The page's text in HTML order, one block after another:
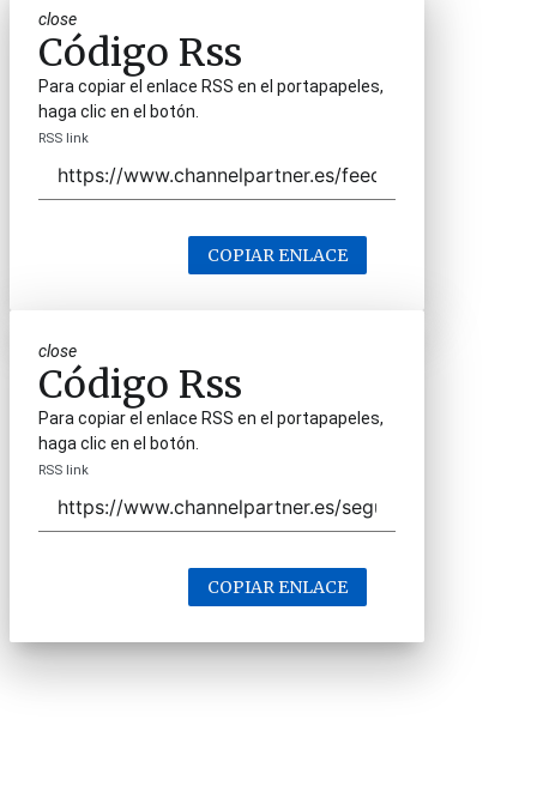
close
Código Rss
Para copiar el enlace RSS en el portapapeles,
haga clic en el botón.
RSS link
COPIAR ENLACE
close
Código Rss
Para copiar el enlace RSS en el portapapeles,
haga clic en el botón.
RSS link
COPIAR ENLACE